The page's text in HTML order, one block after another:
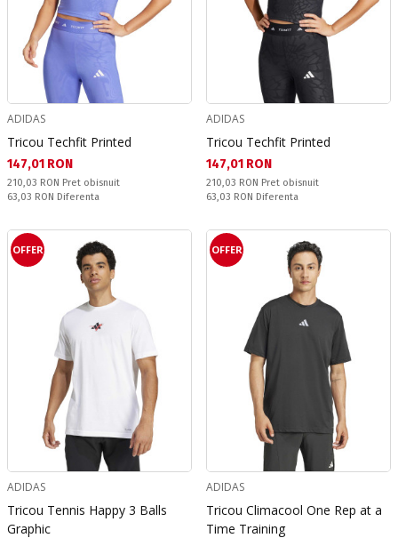
ADIDAS
Tricou Techfit Printed
Текуща цена:
147,01 RON
Pret obisnuit:
210,03 RON Pret obisnuit
Спестявате:
63,03 RON Diferenta
ADIDAS
Tricou Techfit Printed
Текуща цена:
147,01 RON
Pret obisnuit:
210,03 RON Pret obisnuit
Спестявате:
63,03 RON Diferenta
OFFER
ADIDAS
Tricou Tennis Happy 3 Balls
Graphic
OFFER
ADIDAS
Tricou Climacool One Rep at a
Time Training